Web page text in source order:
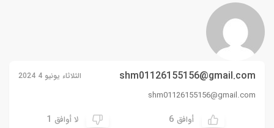
shm01126155156@gmail.com الثلاثاء يونيو 4 2024
shm01126155156@gmail.com
أوافق 6 لا أوافق 1